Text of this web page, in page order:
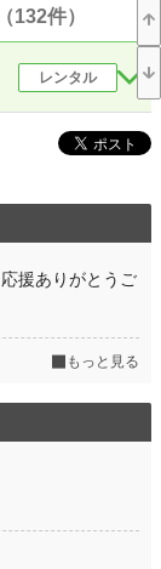
だ。
の関係だと割り切り前
132件）
レンタル
援ありがとうご
もっと見る